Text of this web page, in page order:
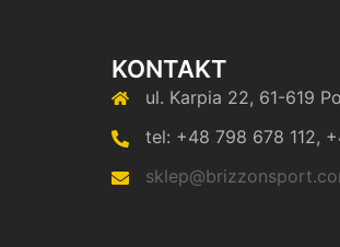
KONTAKT
ul. Karpia 22, 61-619
tel: +48 798 678 112,